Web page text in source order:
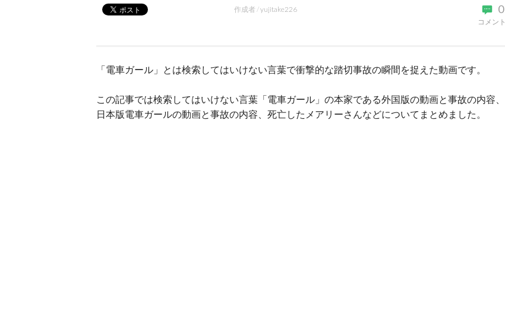
0
コメント
作成者 /yujitake226
「電車ガール」とは検索してはいけない言葉で衝撃的な踏切事故の瞬間を捉えた動画です。
この記事では検索してはいけない言葉「電車ガール」の本家である外国版の動画と事故の内容、
日本版電車ガールの動画と事故の内容、死亡したメアリーさんなどについてまとめました。